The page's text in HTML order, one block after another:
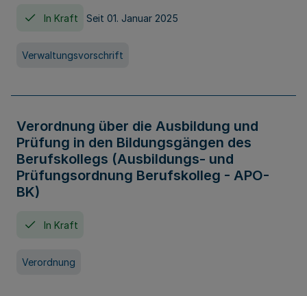
In Kraft Seit 01. Januar 2025
Verwaltungsvorschrift
Verordnung über die Ausbildung und
Prüfung in den Bildungsgängen des
Berufskollegs (Ausbildungs- und
Prüfungsordnung Berufskolleg - APO-
BK)
In Kraft
Verordnung